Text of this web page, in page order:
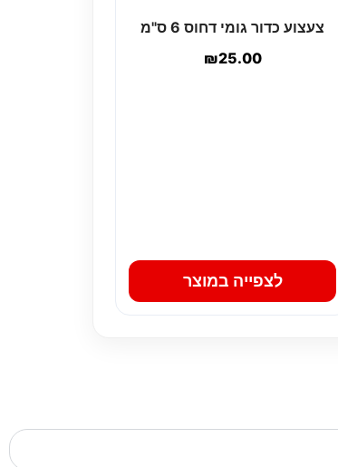
צעצוע כדור גומי דחוס 6 ס"מ
₪25.00
לצפייה במוצר